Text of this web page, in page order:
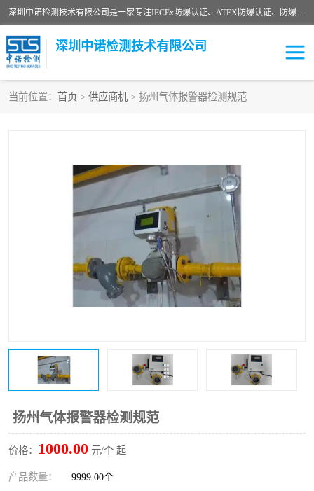
深圳中诺检测技术有限公司是一家专注IECEx防爆认证、ATEX防爆认证、防爆电气检测、防爆合格证、煤安认证等代理机构，可为客户提供从防爆设计、认证、现场检查、工程施工改造、培训等一站式服务。
深圳中诺检测技术有限公司
当前位置： 首页 > 供应商机 > 扬州气体报警器检测规范
扬州气体报警器检测规范
价格： 1000.00 元/个 起
产品数量： 9999.00个
煤安矿安
防爆设计
防爆资质证书 各国防爆认证
SIL认证
防爆认证代理机构 煤安认证机构